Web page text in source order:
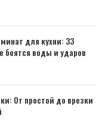
для кухни: 33
боятся воды и ударов
От простой до врезки